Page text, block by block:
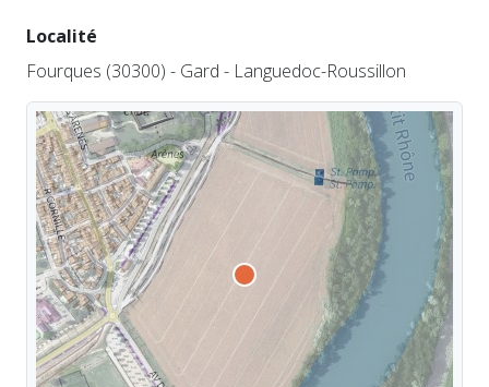
Localité
Fourques (30300) - Gard - Languedoc-Roussillon